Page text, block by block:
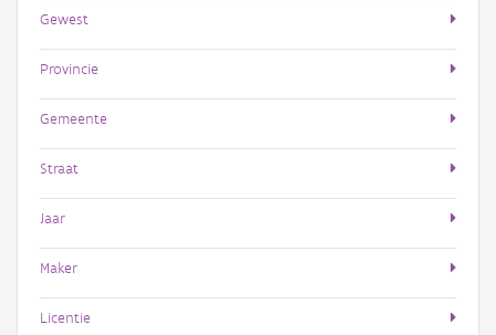
Gewest
Provincie
Gemeente
Straat
Jaar
Maker
Licentie